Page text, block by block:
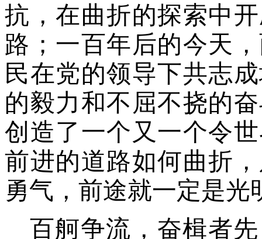
抗，在曲折的探索中
路；一百年后的今天
民在党的领导下共志
的毅力和不屈不挠的
创造了一个又一个令
前进的道路如何曲折
勇气，前途就一定是光
百舸争流，奋楫者